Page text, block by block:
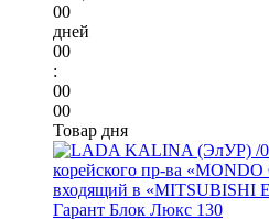
00
дней
00
:
00
00
Товар дня